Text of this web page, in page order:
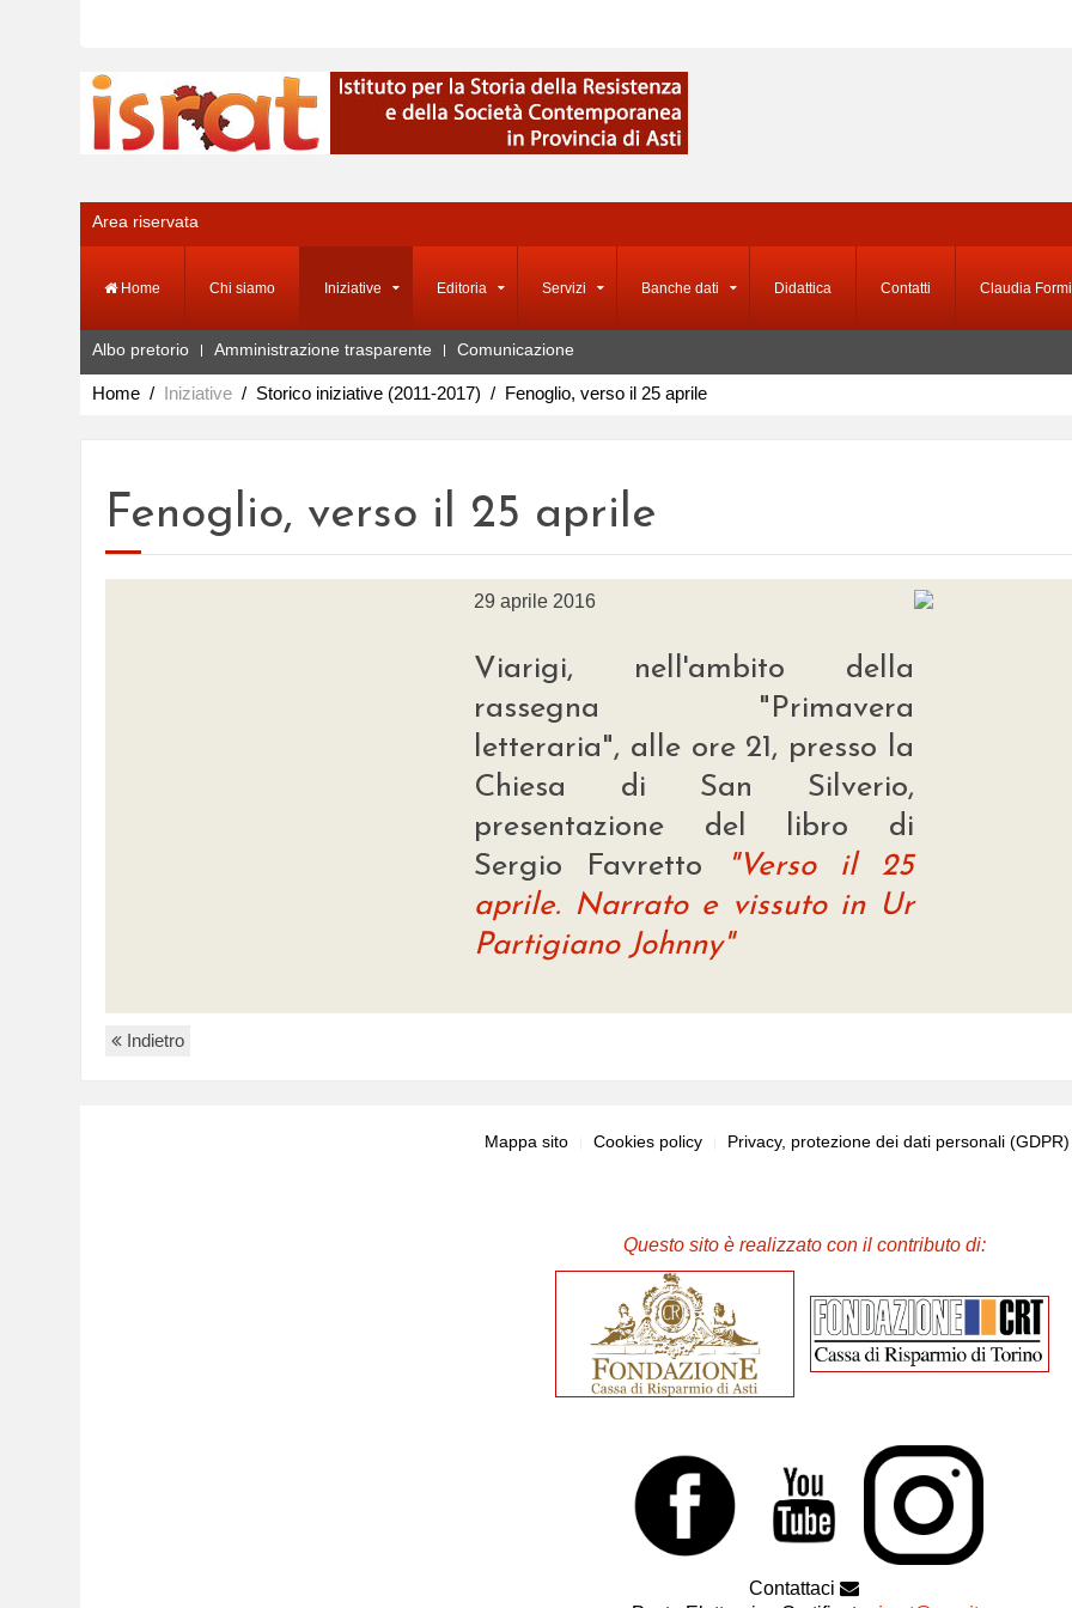
Area riservata
Home Chi siamo Iniziative Editoria Servizi Banche dati Didattica Contatti Claudia
Albo pretorio Amministrazione trasparente Comunicazione
Home Iniziative Storico iniziative (2011-2017) Fenoglio, verso il 25 aprile
Fenoglio, verso il 25 aprile
29 aprile 2016
Viarigi, nell'ambito della
rassegna "Primavera
letteraria", alle ore 21, presso la
Chiesa di San Silverio,
presentazione del libro di
Sergio Favretto
"Verso il 25
aprile. Narrato e vissuto in Ur
Partigiano Johnny"
Indietro
Mappa sito Cookies policy Privacy, protezione dei dati personali
Questo sito è realizzato con il contributo di:
Contattaci